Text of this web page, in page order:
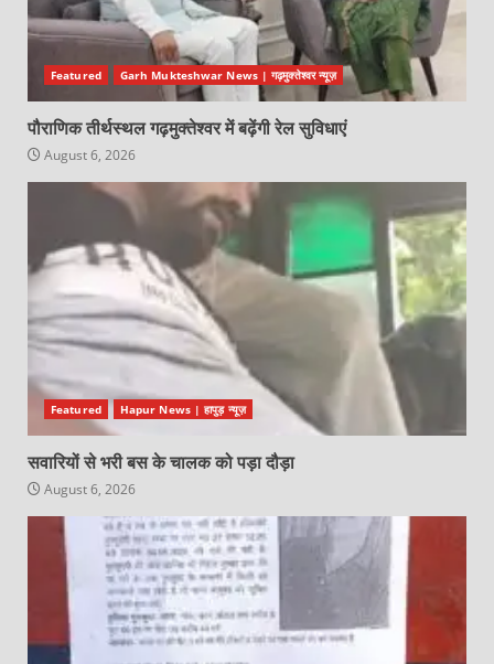
Featured Garh Mukteshwar News | गढ़मुक्तेश्वर न्यूज़
पौराणिक तीर्थस्थल गढ़मुक्तेश्वर में बढ़ेंगी रेल सुविधाएं
August 6, 2026
Featured Hapur News | हापुड़ न्यूज़
सवारियों से भरी बस के चालक को पड़ा दौड़ा
August 6, 2026